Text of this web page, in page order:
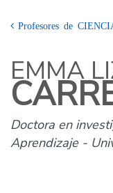
Profesores de
EMMA
Doctora en
Aprendizaje -